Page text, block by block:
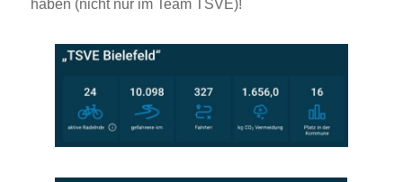
haben (nicht nur im Team TSVE)!